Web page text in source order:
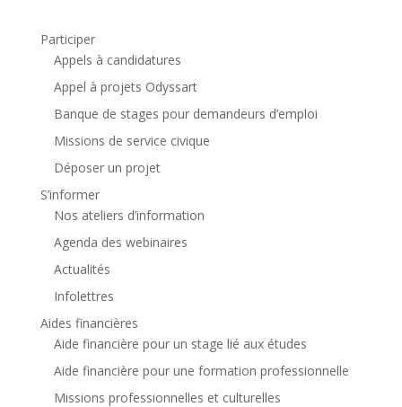
Participer
Appels à candidatures
Appel à projets Odyssart
Banque de stages pour demandeurs d’emploi
Missions de service civique
Déposer un projet
S’informer
Nos ateliers d’information
Agenda des webinaires
Actualités
Infolettres
Aides financières
Aide financière pour un stage lié aux études
Aide financière pour une formation professionnelle
Missions professionnelles et culturelles